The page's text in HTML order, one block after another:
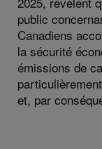
public
Canadiens
la sécurité
émissions de
et, par